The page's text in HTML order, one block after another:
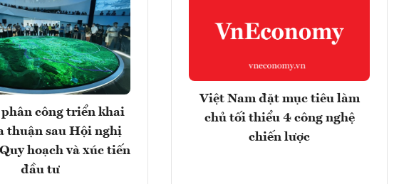
công triển khai
thuận sau Hội nghị
hoạch và xúc tiến
đầu tư
Việt Nam đặt mục tiêu làm
chủ tối thiểu 4 công nghệ
chiến lược